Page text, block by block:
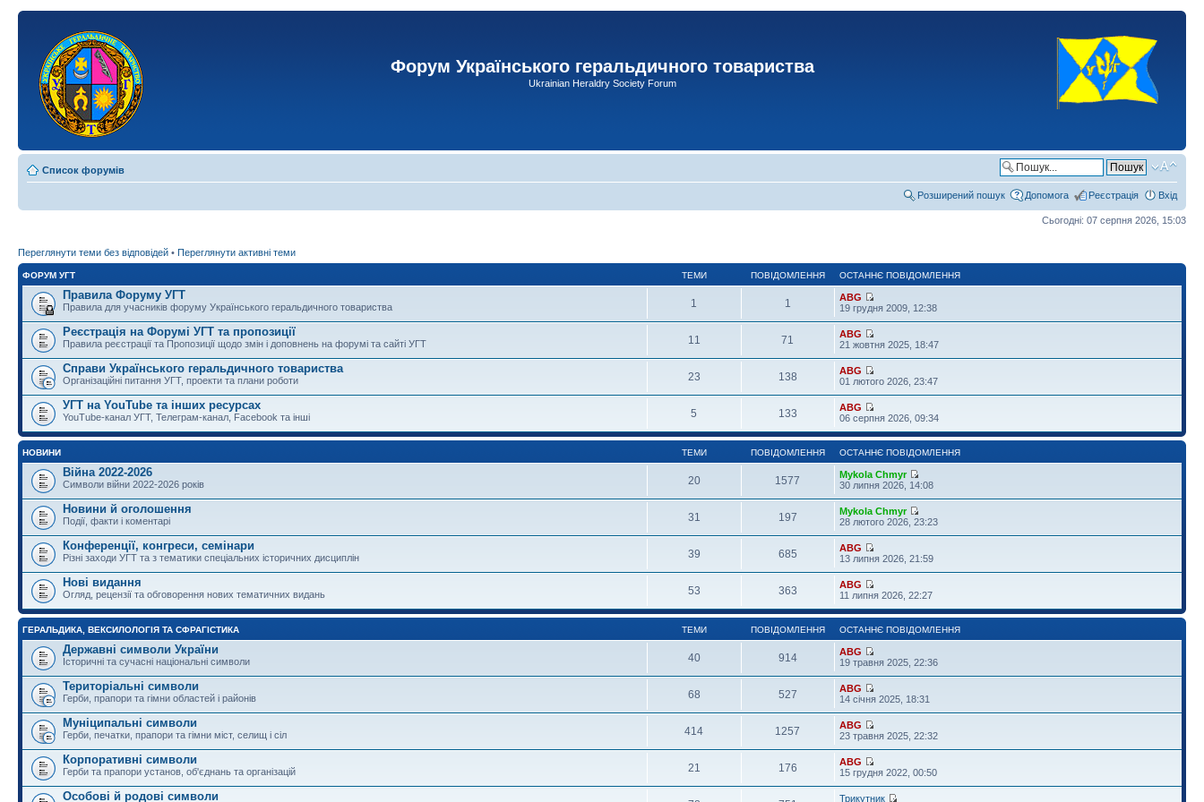
Форум Українського геральдичного товариства
Ukrainian Heraldry Society Forum
Список форумів
Розширений пошук Допомога Реєстрація Вхід
Сьогодні: 07 серпня 2026, 15:03
Переглянути теми без відповідей • Переглянути активні теми
ФОРУМ УГТ ТЕМИ ПОВІДОМЛЕННЯ ОСТАННЄ ПОВІДОМЛЕННЯ
Правила Форуму УГТ
Правила для учасників форуму Українського геральдичного товариства 1 1
ABG
19 грудня 2009, 12:38
Реєстрація на Форумі УГТ та пропозиції
Правила реєстрації та Пропозиції щодо змін і доповнень на форумі та сайті УГТ 11 71
ABG
21 жовтня 2025, 18:47
Справи Українського геральдичного товариства
Організаційні питання УГТ, проекти та плани роботи 23 138
ABG
01 лютого 2026, 23:47
УГТ на YouTube та інших ресурсах
YouTube-канал УГТ, Телеграм-канал, Facebook та інші 5 133
ABG
06 серпня 2026, 09:34
НОВИНИ ТЕМИ ПОВІДОМЛЕННЯ ОСТАННЄ ПОВІДОМЛЕННЯ
Війна 2022-2026
Символи війни 2022-2026 років 20 1577
Mykola Chmyr
30 липня 2026, 14:08
Новини й оголошення
Події, факти і коментарі 31 197
Mykola Chmyr
28 лютого 2026, 23:23
Конференції, конгреси, семінари
Різні заходи УГТ та з тематики спеціальних історичних дисциплін 39 685
ABG
13 липня 2026, 21:59
Нові видання
Огляд, рецензії та обговорення нових тематичних видань 53 363
ABG
11 липня 2026, 22:27
ГЕРАЛЬДИКА, ВЕКСИЛОЛОГІЯ ТА СФРАГІСТИКА ТЕМИ ПОВІДОМЛЕННЯ ОСТАННЄ ПОВІДОМЛЕННЯ
Державні символи України
Історичні та сучасні національні символи 40 914
ABG
19 травня 2025, 22:36
Територіальні символи
Герби, прапори та гімни областей і районів 68 527
ABG
14 січня 2025, 18:31
Муніципальні символи
Герби, печатки, прапори та гімни міст, селищ і сіл 414 1257
ABG
23 травня 2025, 22:32
Корпоративні символи
Герби та прапори установ, об'єднань та організацій 21 176
ABG
15 грудня 2022, 00:50
Особові й родові символи Трикутник